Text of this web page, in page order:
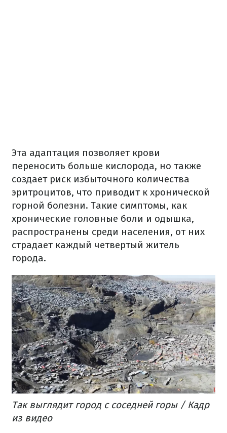
Эта адаптация позволяет крови
переносить больше кислорода, но также
создает риск избыточного количества
эритроцитов, что приводит к хронической
горной болезни. Такие симптомы, как
хронические головные боли и одышка,
распространены среди населения, от них
страдает каждый четвертый житель
города.
Так выглядит город с соседней горы / Кадр
из видео